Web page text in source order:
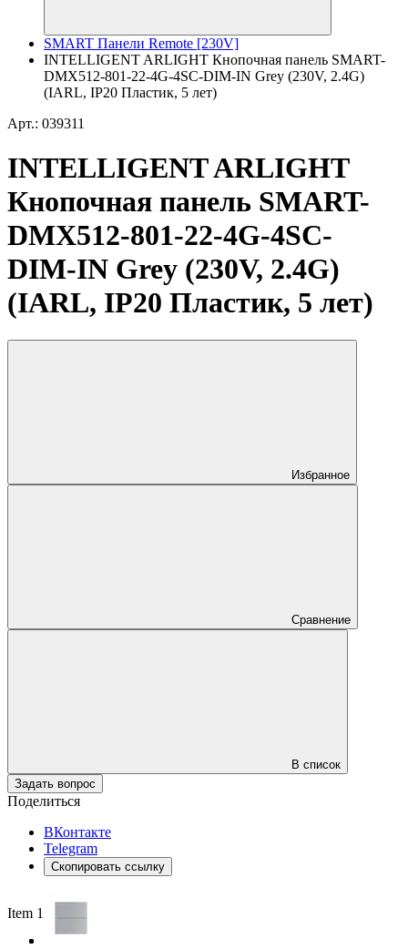
SMART Панели Remote [230V]
INTELLIGENT ARLIGHT Кнопочная панель SMART-
DMX512-801-22-4G-4SC-DIM-IN Grey (230V, 2.4G)
(IARL, IP20 Пластик, 5 лет)
Арт.: 039311
INTELLIGENT ARLIGHT
Кнопочная панель SMART-
DMX512-801-22-4G-4SC-
DIM-IN Grey (230V, 2.4G)
(IARL, IP20 Пластик, 5 лет)
Избранное
Сравнение
В список
Задать вопрос
Поделиться
ВКонтакте
Telegram
Скопировать ссылку
Item 1 of 3